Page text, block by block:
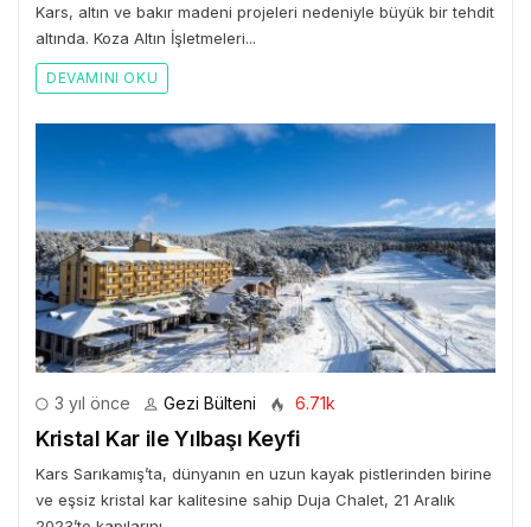
Kars, altın ve bakır madeni projeleri nedeniyle büyük bir tehdit
altında. Koza Altın İşletmeleri...
DEVAMINI OKU
3 yıl önce Gezi Bülteni 6.71k
Kristal Kar ile Yılbaşı Keyfi
Kars Sarıkamış’ta, dünyanın en uzun kayak pistlerinden birine
ve eşsiz kristal kar kalitesine sahip Duja Chalet, 21 Aralık